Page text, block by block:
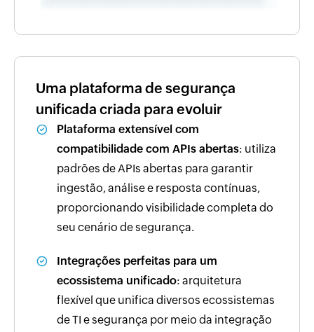
Uma plataforma de segurança
unificada criada para evoluir
Plataforma extensível com
compatibilidade com APIs abertas: utiliza
padrões de APIs abertas para garantir
ingestão, análise e resposta contínuas,
proporcionando visibilidade completa do
seu cenário de segurança.
Integrações perfeitas para um
ecossistema unificado: arquitetura
flexível que unifica diversos ecossistemas
de TI e segurança por meio da integração